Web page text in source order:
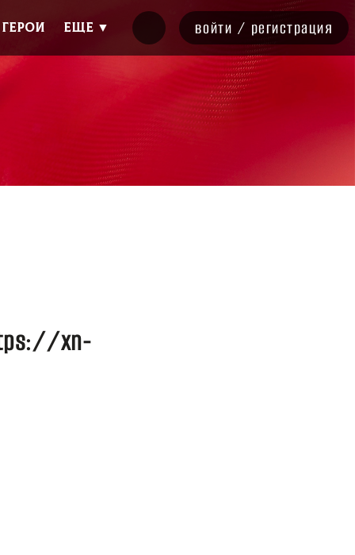
ГЕРОИ Еще ▼ войти / регистрация
xn-